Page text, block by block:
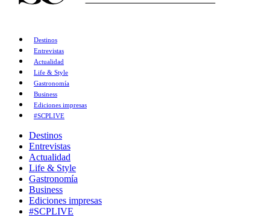
Destinos
Entrevistas
Actualidad
Life & Style
Gastronomía
Business
Ediciones impresas
#SCPLIVE
Destinos
Entrevistas
Actualidad
Life & Style
Gastronomía
Business
Ediciones impresas
#SCPLIVE